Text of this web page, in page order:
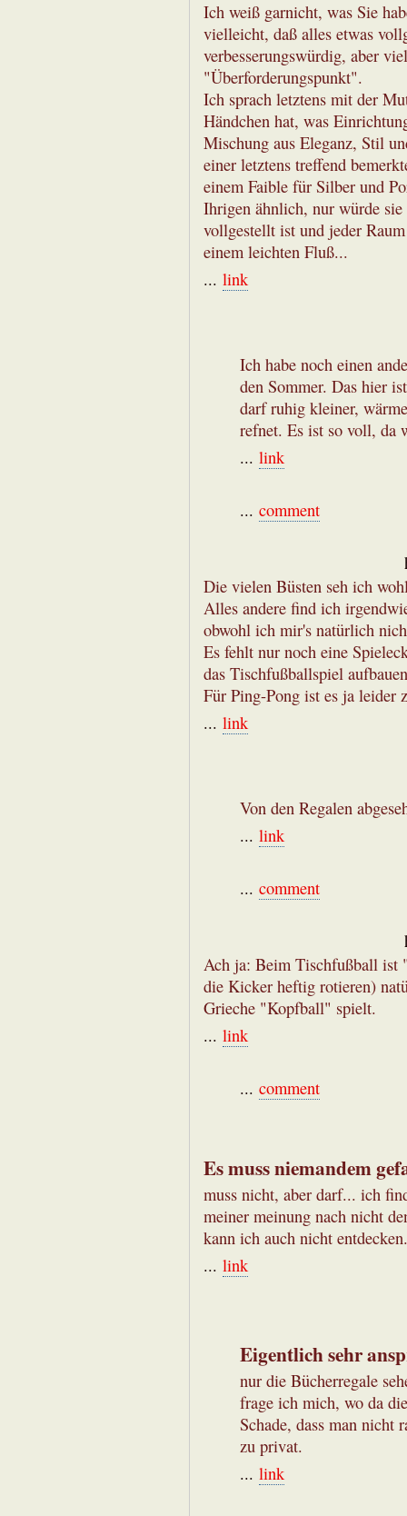
Ich weiß garnicht, was Sie
vielleicht, daß alles etwas
verbesserungswürdig, aber
"Überforderungspunkt".
Ich sprach letztens mit der
Händchen hat, was
Mischung aus Eleganz, Stil
einer letztens treffend
einem Faible für Silber und
Ihrigen ähnlich, nur würde
vollgestellt ist und jeder
einem leichten Fluß...
... link
Ich habe noch einen
den Sommer. Das hier
darf ruhig kleiner,
refnet. Es ist so voll, da
... link
... comment
Die vielen Büsten seh ich
Alles andere find ich
obwohl ich mir's natürlich
Es fehlt nur noch eine
das Tischfußballspiel
Für Ping-Pong ist es ja leider
... link
Von den Regalen
... link
... comment
Ach ja: Beim Tischfußball ist
die Kicker heftig rotieren)
Grieche "Kopfball" spielt.
... link
... comment
Es muss niemandem
muss nicht, aber darf... ich
meiner meinung nach nicht
kann ich auch nicht
... link
Eigentlich sehr
nur die Bücherregale
frage ich mich, wo da
Schade, dass man nicht
zu privat.
... link